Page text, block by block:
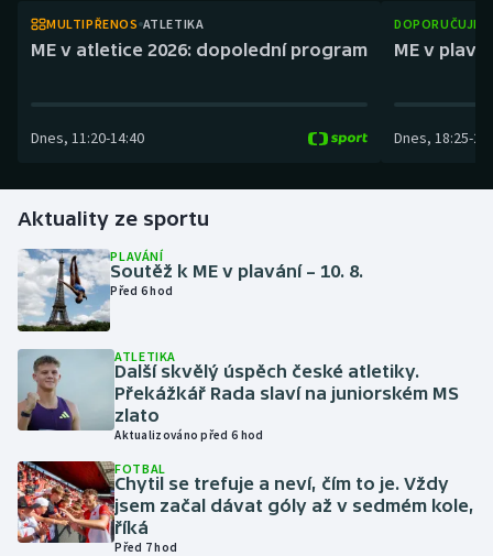
Dostihy
Gymnastika
Házená
Jezdectví
Judo
Krasobruslení
Lezení
Lyže a snowboard
MULTIPŘENOS ATLETIKA
ME v atletice 2026: dopolední program
Dnes, 11:20-14:40
ME v
Dnes, 18:25-
Aktuality ze sportu
PLAVÁNÍ
Soutěž k ME v plavání – 10. 8.
Před 6 hod
ATLETIKA
Další skvělý úspěch české atletiky.
Překážkář Rada slaví na juniorském MS
zlato
Aktualizováno před 6 hod
FOTBAL
Chytil se trefuje a neví, čím to je. Vždy
jsem začal dávat góly až v sedmém kole,
říká
Před 7 hod